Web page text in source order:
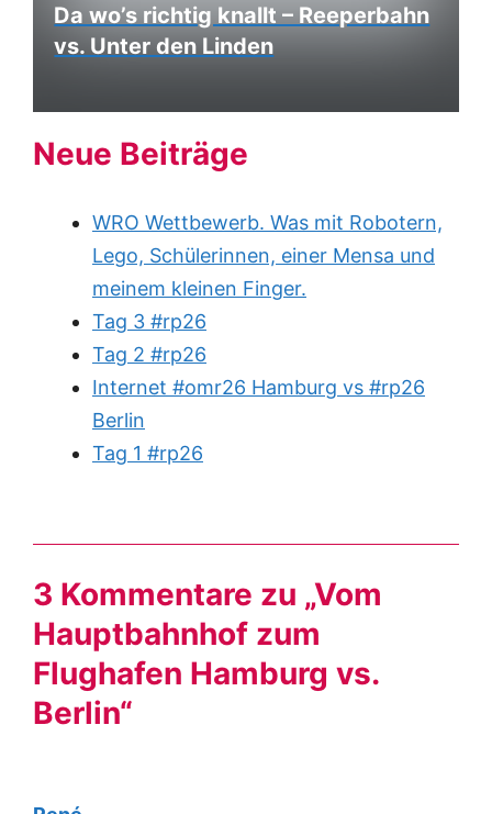
Da wo’s richtig knallt – Reeperbahn
vs. Unter den Linden
Neue Beiträge
WRO Wettbewerb. Was mit Robotern,
Lego, Schülerinnen, einer Mensa und
meinem kleinen Finger.
Tag 3 #rp26
Tag 2 #rp26
Internet #omr26 Hamburg vs #rp26
Berlin
Tag 1 #rp26
3 Kommentare zu „Vom
Hauptbahnhof zum
Flughafen Hamburg vs.
Berlin“